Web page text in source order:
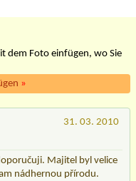
dem Foto einfügen, wo Sie
»
31. 03. 2010
Majitel byl velice
nádhernou přírodu.